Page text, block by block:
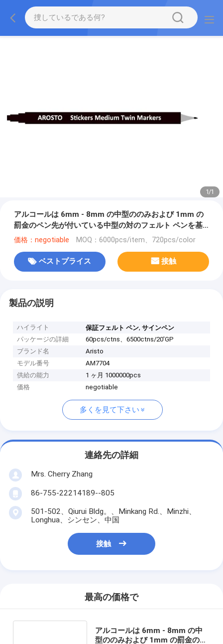
1/1
アルコールは 6mm - 8mm の中型ののみおよび 1mm の
罰金のペン先が付いている中型の対のフェルト ペンを基
づかせていました
価格：negotiable MOQ：6000pcs/item、720pcs/color
ベストプライス 接触
製品の説明
ハイライト 保証フェルト ペン,サインペン
パッケージの詳細
60pcs/ctns、6500ctns/20'GP
ブランド名
Aristo
モデル番号
AM7704
供給の能力
1 ヶ月 1000000pcs
価格
negotiable
多くを見て下さい
連絡先の詳細
Mrs. Cherry Zhang
86-755-22214189--805
501-502、Qiurui Bldg。、Minkang Rd.、Minzhi、
Longhua、シンセン、中国
接触
最高の価格で
アルコールは 6mm - 8mm の中
型ののみおよび 1mm の罰金のペ